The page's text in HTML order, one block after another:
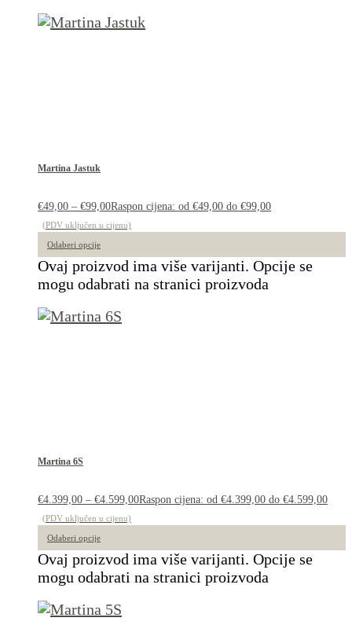
Martina Jastuk
€49,00 – €99,00Raspon cijena: od €49,00 do €99,00
(PDV uključen u cijenu)
Odaberi opcije
Ovaj proizvod ima više varijanti. Opcije se
mogu odabrati na stranici proizvoda
Martina 6S
€4.399,00 – €4.599,00Raspon cijena: od €4.399,00 do €4.599,00
(PDV uključen u cijenu)
Odaberi opcije
Ovaj proizvod ima više varijanti. Opcije se
mogu odabrati na stranici proizvoda